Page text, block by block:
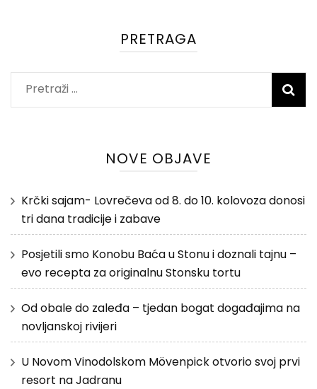
PRETRAGA
Pretraži:
NOVE OBJAVE
Krčki sajam- Lovrečeva od 8. do 10. kolovoza donosi
tri dana tradicije i zabave
Posjetili smo Konobu Baća u Stonu i doznali tajnu –
evo recepta za originalnu Stonsku tortu
Od obale do zaleđa – tjedan bogat događajima na
novljanskoj rivijeri
U Novom Vinodolskom Mövenpick otvorio svoj prvi
resort na Jadranu